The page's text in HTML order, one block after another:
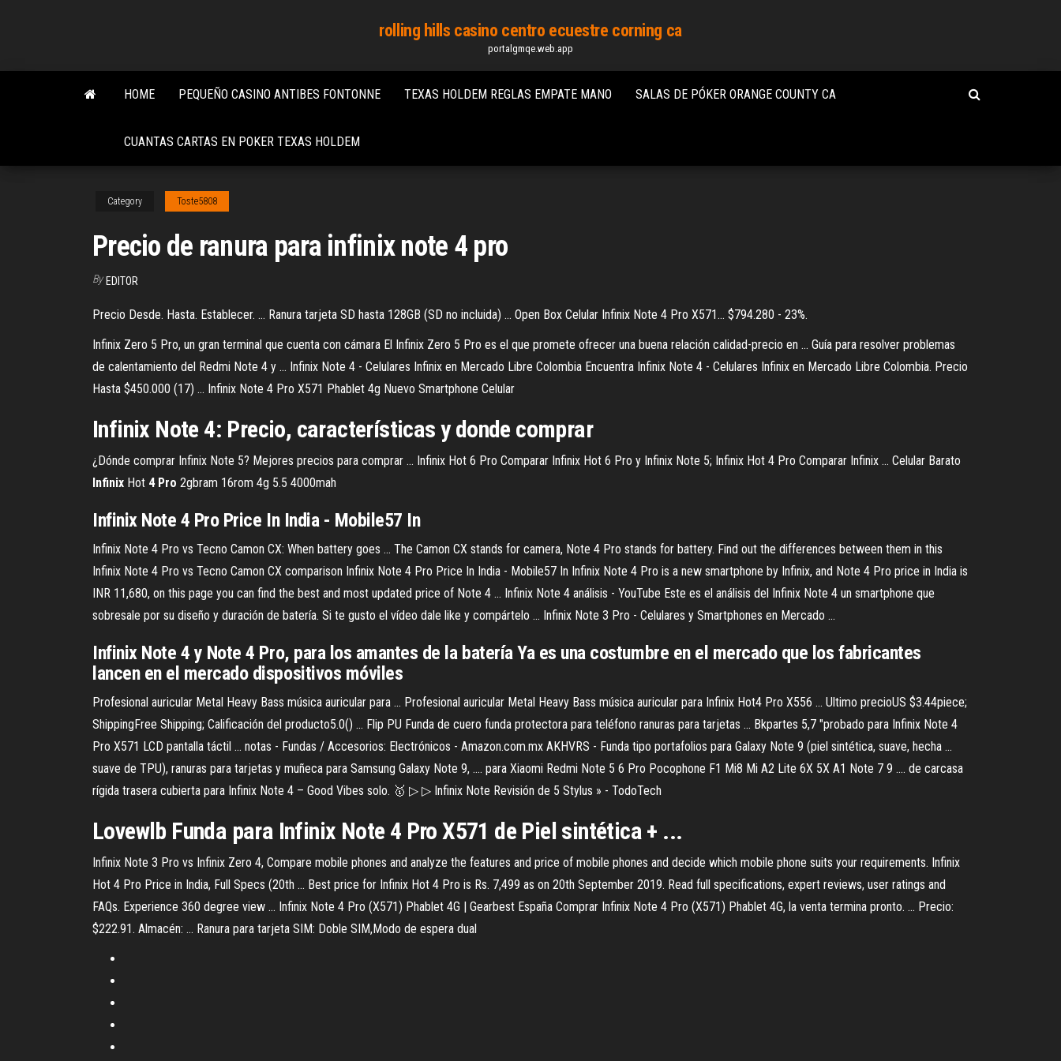
content
rolling hills casino centro ecuestre corning ca
portalgmqe.web.app
HOME PEQUEÑO CASINO ANTIBES FONTONNE TEXAS HOLDEM REGLAS EMPATE MANO SALAS DE PÓKER ORANGE COUNTY CA
CUANTAS CARTAS EN POKER TEXAS HOLDEM
Category Toste5808
Precio de ranura para infinix note 4 pro
By EDITOR
Precio Desde. Hasta. Establecer. ... Ranura tarjeta SD hasta 128GB (SD no incluida) ... Open Box Celular Infinix Note 4 Pro X571... $794.280 - 23%.
Infinix Zero 5 Pro, un gran terminal que cuenta con cámara El Infinix Zero 5 Pro es el que promete ofrecer una buena relación calidad-precio en ... Guía para resolver problemas
de calentamiento del Redmi Note 4 y ... Infinix Note 4 - Celulares Infinix en Mercado Libre Colombia Encuentra Infinix Note 4 - Celulares Infinix en Mercado Libre Colombia. Precio
Hasta $450.000 (17) ... Infinix Note 4 Pro X571 Phablet 4g Nuevo Smartphone Celular
Infinix Note 4: Precio, características y donde comprar
¿Dónde comprar Infinix Note 5? Mejores precios para comprar ... Infinix Hot 6 Pro Comparar Infinix Hot 6 Pro y Infinix Note 5; Infinix Hot 4 Pro Comparar Infinix ... Celular Barato
Infinix Hot 4 Pro 2gbram 16rom 4g 5.5 4000mah
Infinix Note 4 Pro Price In India - Mobile57 In
Infinix Note 4 Pro vs Tecno Camon CX: When battery goes ... The Camon CX stands for camera, Note 4 Pro stands for battery. Find out the differences between them in this
Infinix Note 4 Pro vs Tecno Camon CX comparison Infinix Note 4 Pro Price In India - Mobile57 In Infinix Note 4 Pro is a new smartphone by Infinix, and Note 4 Pro price in India is
INR 11,680, on this page you can find the best and most updated price of Note 4 ... Infinix Note 4 análisis - YouTube Este es el análisis del Infinix Note 4 un smartphone que
sobresale por su diseño y duración de batería. Si te gusto el vídeo dale like y compártelo ... Infinix Note 3 Pro - Celulares y Smartphones en Mercado ...
Infinix Note 4 y Note 4 Pro, para los amantes de la batería Ya es una costumbre en el mercado que los fabricantes
lancen en el mercado dispositivos móviles
Profesional auricular Metal Heavy Bass música auricular para ... Profesional auricular Metal Heavy Bass música auricular para Infinix Hot4 Pro X556 ... Ultimo precioUS $3.44piece;
ShippingFree Shipping; Calificación del producto5.0() ... Flip PU Funda de cuero funda protectora para teléfono ranuras para tarjetas ... Bkpartes 5,7 "probado para Infinix Note 4
Pro X571 LCD pantalla táctil ... notas - Fundas / Accesorios: Electrónicos - Amazon.com.mx AKHVRS - Funda tipo portafolios para Galaxy Note 9 (piel sintética, suave, hecha ...
suave de TPU), ranuras para tarjetas y muñeca para Samsung Galaxy Note 9, .... para Xiaomi Redmi Note 5 6 Pro Pocophone F1 Mi8 Mi A2 Lite 6X 5X A1 Note 7 9 .... de carcasa
rígida trasera cubierta para Infinix Note 4 – Good Vibes solo. 🥇 ▷ ▷ Infinix Note Revisión de 5 Stylus » - TodoTech
Lovewlb Funda para Infinix Note 4 Pro X571 de Piel sintética + ...
Infinix Note 3 Pro vs Infinix Zero 4, Compare mobile phones and analyze the features and price of mobile phones and decide which mobile phone suits your requirements. Infinix
Hot 4 Pro Price in India, Full Specs (20th ... Best price for Infinix Hot 4 Pro is Rs. 7,499 as on 20th September 2019. Read full specifications, expert reviews, user ratings and
FAQs. Experience 360 degree view ... Infinix Note 4 Pro (X571) Phablet 4G | Gearbest España Comprar Infinix Note 4 Pro (X571) Phablet 4G, la venta termina pronto. ... Precio:
$222.91. Almacén: ... Ranura para tarjeta SIM: Doble SIM,Modo de espera dual